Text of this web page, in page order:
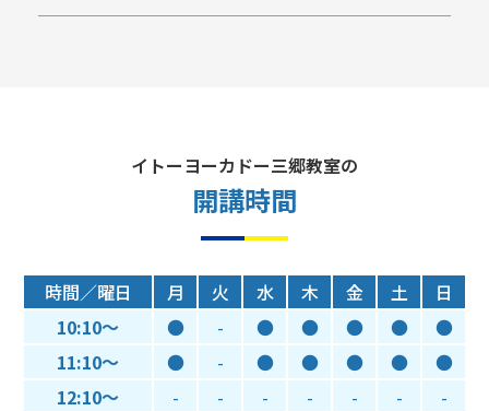
イトーヨーカドー三郷教室の
開講時間
時間／曜日 月 火 水 木 金 土
日
10:10～
● - ● ● ● ●
●
11:10～
● - ● ● ● ●
●
12:10～
- - - - - -
-